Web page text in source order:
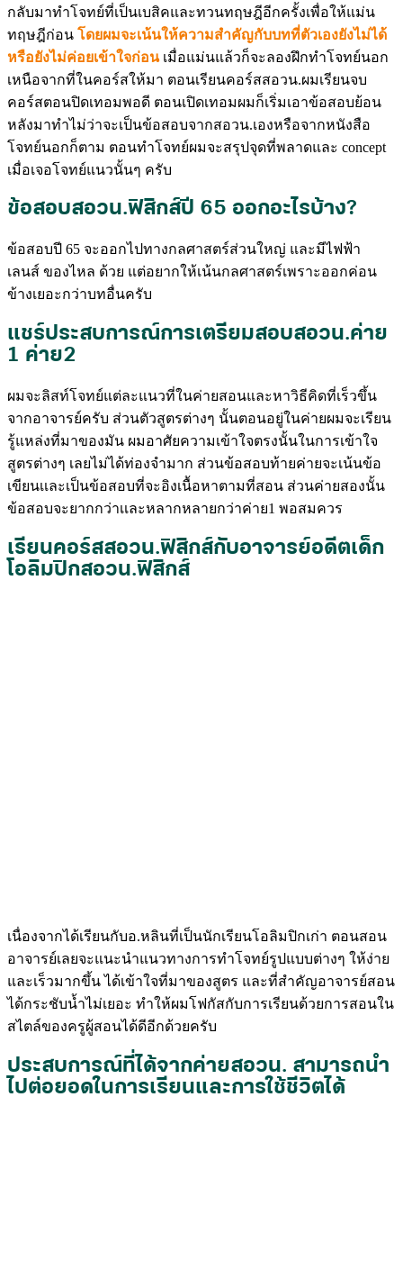
กลับมาทำโจทย์ที่เป็นเบสิคและทวนทฤษฎีอีกครั้งเพื่อให้แม่น
ทฤษฎีก่อน โดยผมจะเน้นให้ความสำคัญกับบทที่ตัวเองยังไม่ได้
หรือยังไม่ค่อยเข้าใจก่อนเมื่อแม่นแล้วก็จะลองฝึกทำโจทย์นอก
เหนือจากที่ในคอร์สให้มา ตอนเรียนคอร์สสอวน.ผมเรียนจบ
คอร์สตอนปิดเทอมพอดี ตอนเปิดเทอมผมก็เริ่มเอาข้อสอบย้อน
หลังมาทำไม่ว่าจะเป็นข้อสอบจากสอวน.เองหรือจากหนังสือ
โจทย์นอกก็ตาม ตอนทำโจทย์ผมจะสรุปจุดที่พลาดและ concept
เมื่อเจอโจทย์แนวนั้นๆ ครับ
ข้อสอบสอวน.ฟิสิกส์ปี 65 ออกอะไรบ้าง?
ข้อสอบปี 65 จะออกไปทางกลศาสตร์ส่วนใหญ่ และมีไฟฟ้า
เลนส์ ของไหล ด้วย แต่อยากให้เน้นกลศาสตร์เพราะออกค่อน
ข้างเยอะกว่าบทอื่นครับ
แชร์ประสบการณ์การเตรียมสอบสอวน.ค่าย
1 ค่าย2
ผมจะลิสท์โจทย์แต่ละแนวที่ในค่ายสอนและหาวิธีคิดที่เร็วขึ้น
จากอาจารย์ครับ ส่วนตัวสูตรต่างๆ นั้นตอนอยู่ในค่ายผมจะเรียน
รู้แหล่งที่มาของมัน ผมอาศัยความเข้าใจตรงนั้นในการเข้าใจ
สูตรต่างๆ เลยไม่ได้ท่องจำมาก ส่วนข้อสอบท้ายค่ายจะเน้นข้อ
เขียนเเละเป็นข้อสอบที่จะอิงเนื้อหาตามที่สอน ส่วนค่ายสองนั้น
ข้อสอบจะยากกว่าเเละหลากหลายกว่าค่าย1 พอสมควร
เรียนคอร์สสอวน.ฟิสิกส์กับอาจารย์อดีตเด็ก
โอลิมปิกสอวน.ฟิสิกส์
เนื่องจากได้เรียนกับอ.หลินที่เป็นนักเรียนโอลิมปิกเก่า ตอนสอน
อาจารย์เลยจะแนะนำแนวทางการทำโจทย์รูปแบบต่างๆ ให้ง่าย
และเร็วมากขึ้น ได้เข้าใจที่มาของสูตร และที่สำคัญอาจารย์สอน
ได้กระชับน้ำไม่เยอะ ทำให้ผมโฟกัสกับการเรียนด้วยการสอนใน
สไตล์ของครูผู้สอนได้ดีอีกด้วยครับ
ประสบการณ์ที่ได้จากค่ายสอวน. สามารถนำ
ไปต่อยอดในการเรียนและการใช้ชีวิตได้